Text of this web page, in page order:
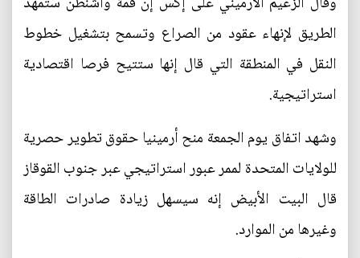
الطريق لإنهاء عقود من الصراع وتسمح بتشغيل خطوط
النقل في المنطقة التي قال إنها ستتيح فرصا اقتصادية
استراتيجية.
وشهد اتفاق يوم الجمعة منح أرمينيا حقوق تطوير حصرية
للولايات المتحدة لممر عبور استراتيجي عبر جنوب القوقاز
قال البيت الأبيض إنه سيسهل زيادة صادرات الطاقة
وغيرها من الموارد.